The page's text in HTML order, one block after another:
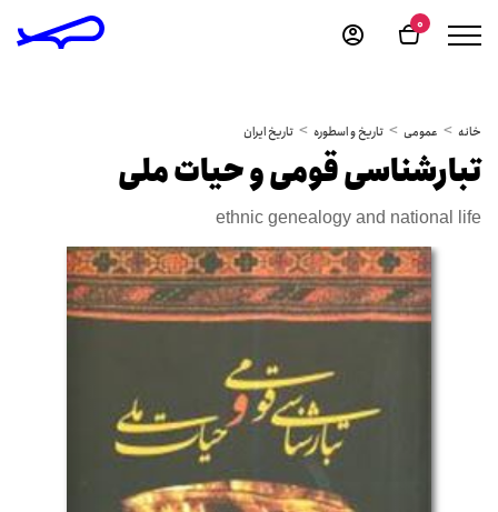
0
خانه عمومی تاریخ و اسطوره تاریخ ایران
تبارشناسی قومی و حیات ملی
ethnic genealogy and national life